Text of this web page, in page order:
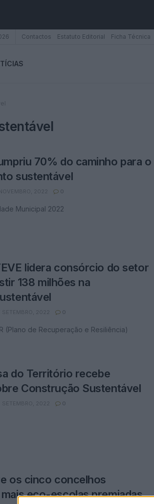
Contactos Estatuto Editorial Ficha Técnica
70% do caminho para o
sustentável
2022 0
Municipal 2022
lidera consórcio do setor
138 milhões na
SETEMBRO, 2022 0
(Plano de Recuperação e Resiliência)
do Território recebe
Construção Sustentável
SETEMBRO, 2022 0
os cinco concelhos
eco-escolas premiadas